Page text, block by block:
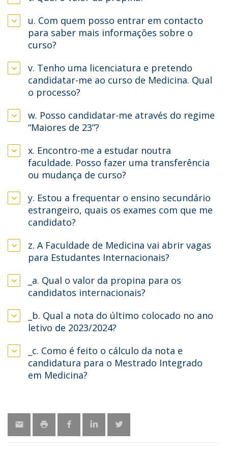
u. Com quem posso entrar em contacto
para saber mais informações sobre o
curso?
v. Tenho uma licenciatura e pretendo
candidatar-me ao curso de Medicina. Qual
o processo?
w. Posso candidatar-me através do regime
“Maiores de 23”?
x. Encontro-me a estudar noutra
faculdade. Posso fazer uma transferência
ou mudança de curso?
y. Estou a frequentar o ensino secundário
estrangeiro, quais os exames com que me
candidato?
z. A Faculdade de Medicina vai abrir vagas
para Estudantes Internacionais?
_a. Qual o valor da propina para os
candidatos internacionais?
_b. Qual a nota do último colocado no ano
letivo de 2023/2024?
_c. Como é feito o cálculo da nota e
candidatura para o Mestrado Integrado
em Medicina?